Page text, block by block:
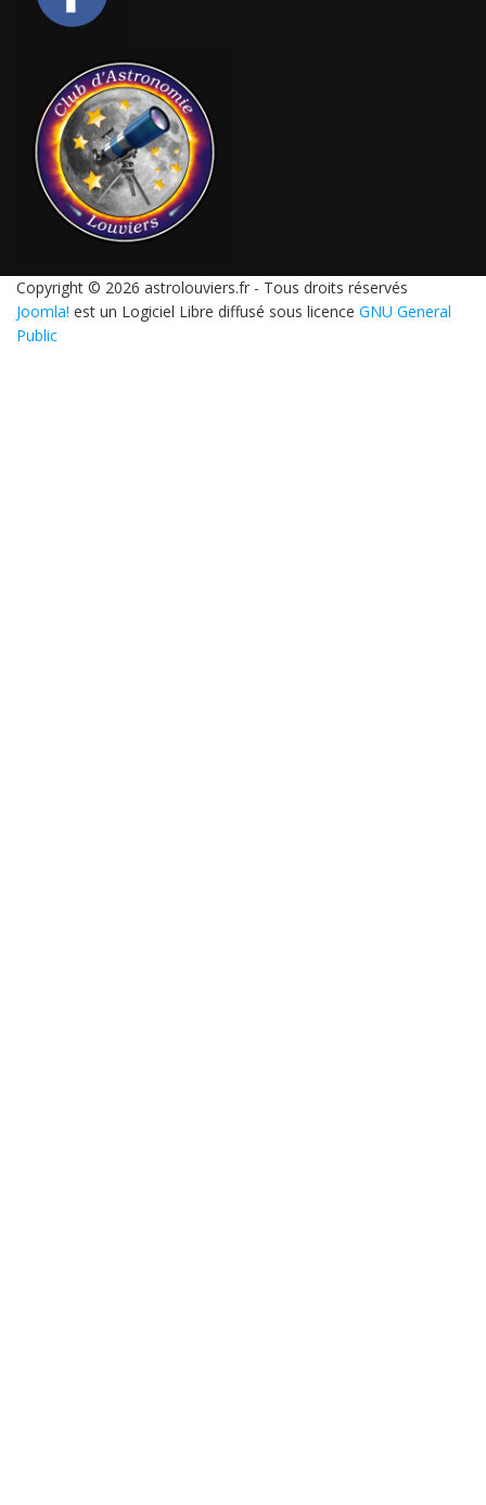
Copyright © 2026 astrolouviers.fr - Tous droits réservés
Joomla! est un Logiciel Libre diffusé sous licence GNU General
Public